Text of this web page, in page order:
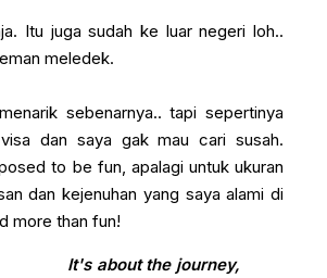
Itu juga sudah ke luar negeri loh..
meledek.
sebenarnya.. tapi sepertinya
dan saya gak mau cari susah.
to be fun, apalagi untuk ukuran
dan kejenuhan yang saya alami di
more than fun!
the journey,